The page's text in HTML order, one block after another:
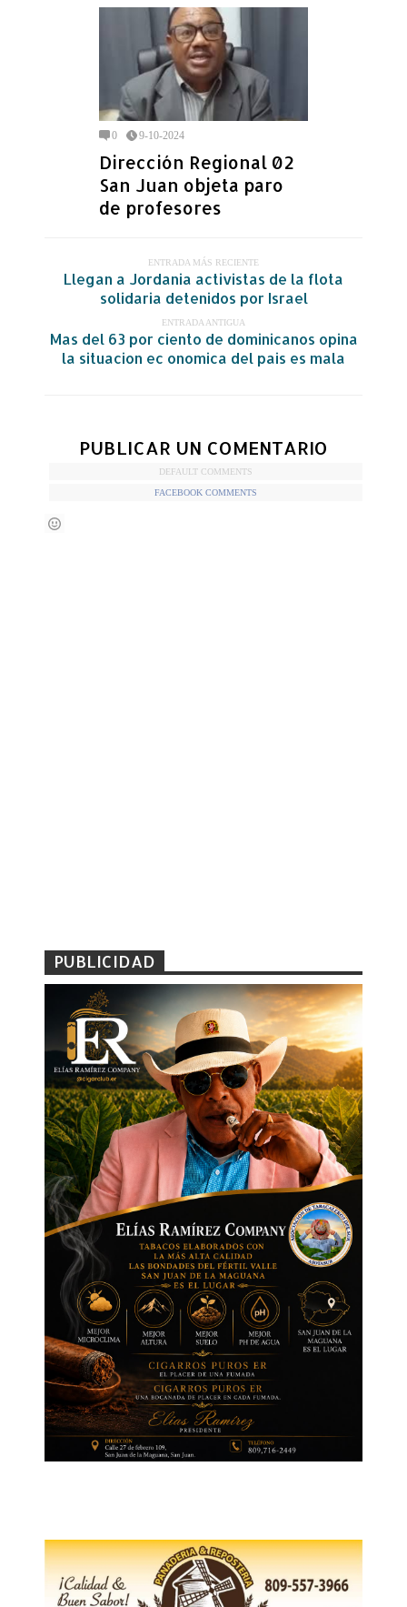
0 9-10-2024
Dirección Regional 02
San Juan objeta paro
de profesores
ENTRADA MÁS RECIENTE
Llegan a Jordania activistas de la flota
solidaria detenidos por Israel
ENTRADA ANTIGUA
Mas del 63 por ciento de dominicanos opina
la situacion ec onomica del pais es mala
PUBLICAR UN COMENTARIO
DEFAULT COMMENTS
FACEBOOK COMMENTS
PUBLICIDAD